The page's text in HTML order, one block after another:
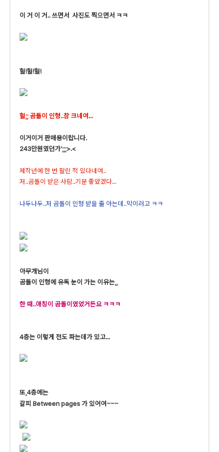
이 거 이 거.. 쓰면서 사진도 찍으면서 ㅋㅋ
헐!헐!헐!
헐;; 곰돌이 인형..참 크네여...
이거이거 판매용이랍니다.
243만원였던가';;;>.<
제작년에 한 번 팔린 적 있다네여..
저..곰돌이 받은 사람..기분 좋았겠다...
나두나두..저 곰돌이 인형 받을 줄 아는데..막이러고 ㅋㅋ
아무개님이
곰돌이 인형에 유독 눈이 가는 이유는,,
한 때..애칭이 곰돌이였었거든요 ㅋㅋㅋ
4층는 이렇게 전도 파는데가 있고...
또,4층에는
갈피 Between pages 가 있어여~~~